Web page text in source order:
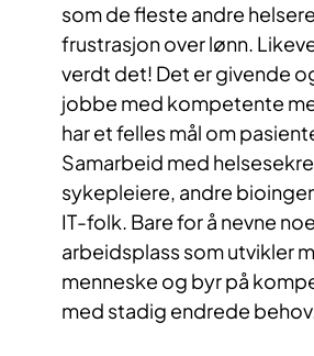
som de fleste andre
frustrasjon over lønn.
verdt det! Det er givende
jobbe med kompetente
har et felles mål om
Samarbeid med
sykepleiere, andre
IT-folk. Bare for å nevne
arbeidsplass som utvikler
menneske og byr på
med stadig endrede